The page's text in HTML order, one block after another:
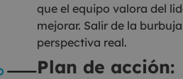
que el equipo valora del
mejorar. Salir de la
perspectiva real.
Plan de acción: